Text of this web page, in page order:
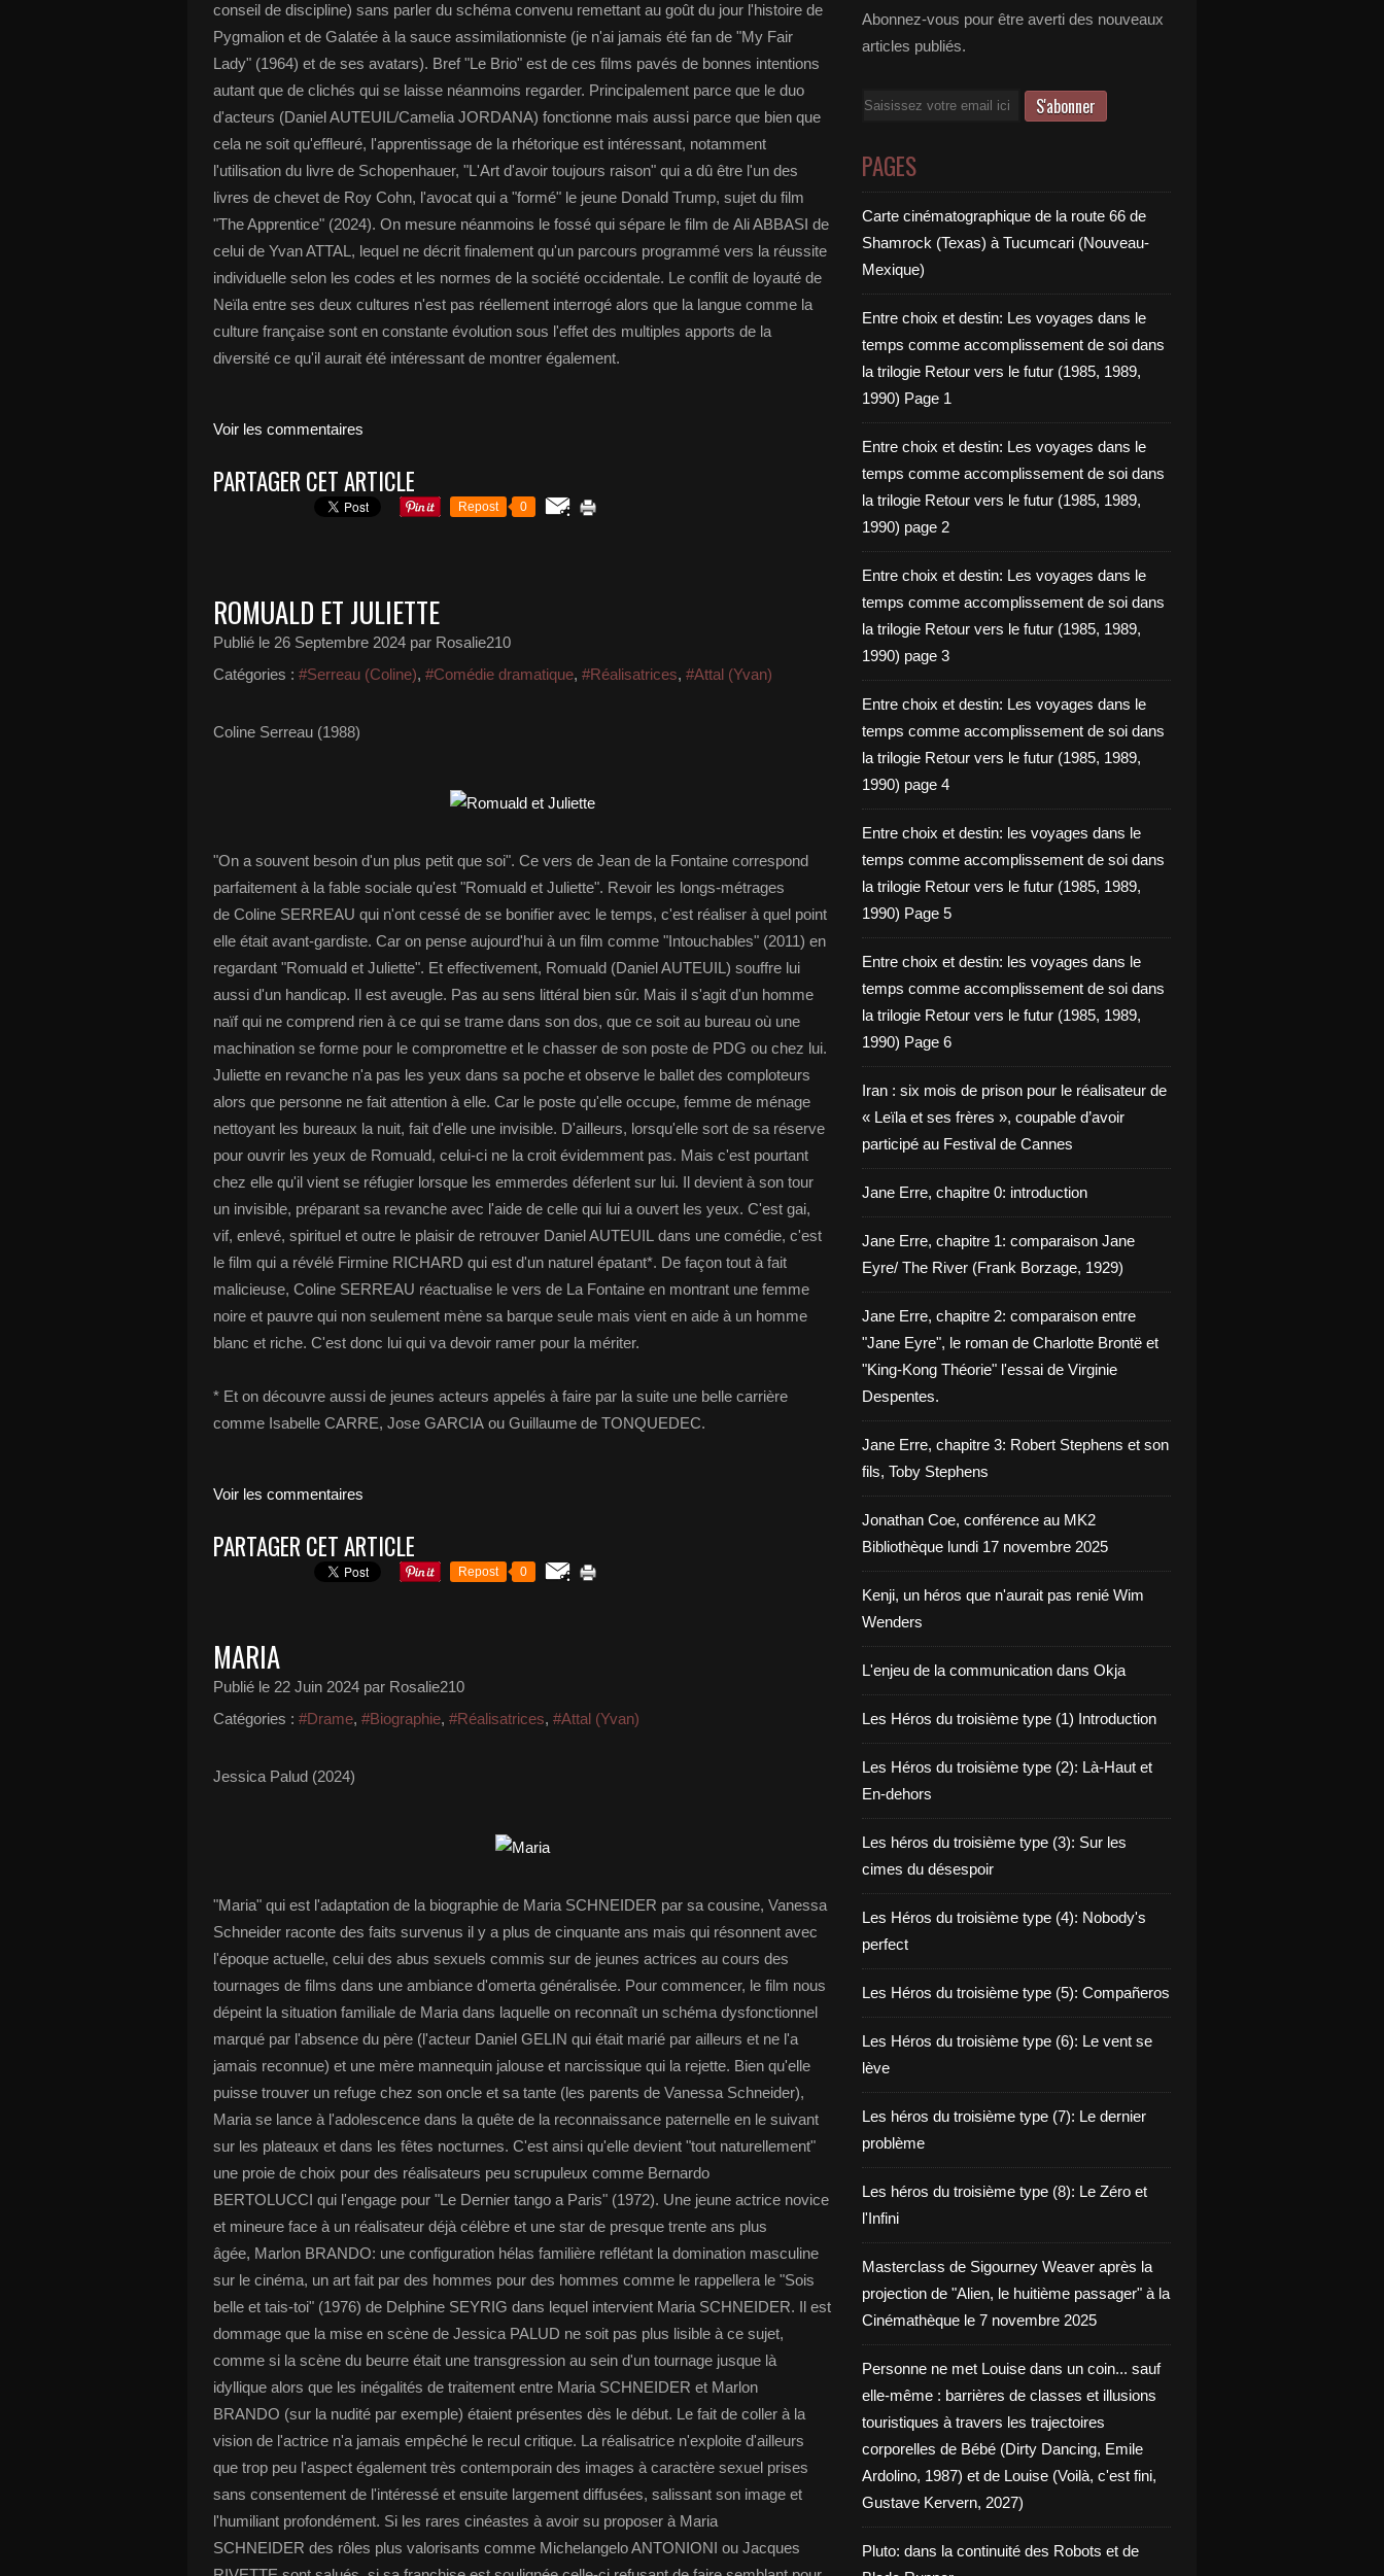
conseil de discipline) sans parler du schéma convenu remettant au goût du jour l'histoire de
Pygmalion et de Galatée à la sauce assimilationniste (je n'ai jamais été fan de "My Fair
Lady" (1964) et de ses avatars). Bref "Le Brio" est de ces films pavés de bonnes intentions
autant que de clichés qui se laisse néanmoins regarder. Principalement parce que le duo
d'acteurs (Daniel AUTEUIL/Camelia JORDANA) fonctionne mais aussi parce que bien que
cela ne soit qu'effleuré, l'apprentissage de la rhétorique est intéressant, notamment
l'utilisation du livre de Schopenhauer, "L'Art d'avoir toujours raison" qui a dû être l'un des
livres de chevet de Roy Cohn, l'avocat qui a "formé" le jeune Donald Trump, sujet du film
"The Apprentice" (2024). On mesure néanmoins le fossé qui sépare le film de Ali ABBASI de
celui de Yvan ATTAL, lequel ne décrit finalement qu'un parcours programmé vers la réussite
individuelle selon les codes et les normes de la société occidentale. Le conflit de loyauté de
Neïla entre ses deux cultures n'est pas réellement interrogé alors que la langue comme la
culture française sont en constante évolution sous l'effet des multiples apports de la
diversité ce qu'il aurait été intéressant de montrer également.
Voir les commentaires
PARTAGER CET ARTICLE
Repost 0
ROMUALD ET JULIETTE
Publié le 26 Septembre 2024 par Rosalie210
Catégories : #Serreau (Coline), #Comédie dramatique, #Réalisatrices, #Attal (Yvan)
Coline Serreau (1988)
"On a souvent besoin d'un plus petit que soi". Ce vers de Jean de la Fontaine correspond
parfaitement à la fable sociale qu'est "Romuald et Juliette". Revoir les longs-métrages
de Coline SERREAU qui n'ont cessé de se bonifier avec le temps, c'est réaliser à quel point
elle était avant-gardiste. Car on pense aujourd'hui à un film comme "Intouchables" (2011) en
regardant "Romuald et Juliette". Et effectivement, Romuald (Daniel AUTEUIL) souffre lui
aussi d'un handicap. Il est aveugle. Pas au sens littéral bien sûr. Mais il s'agit d'un homme
naïf qui ne comprend rien à ce qui se trame dans son dos, que ce soit au bureau où une
machination se forme pour le compromettre et le chasser de son poste de PDG ou chez lui.
Juliette en revanche n'a pas les yeux dans sa poche et observe le ballet des comploteurs
alors que personne ne fait attention à elle. Car le poste qu'elle occupe, femme de ménage
nettoyant les bureaux la nuit, fait d'elle une invisible. D'ailleurs, lorsqu'elle sort de sa réserve
pour ouvrir les yeux de Romuald, celui-ci ne la croit évidemment pas. Mais c'est pourtant
chez elle qu'il vient se réfugier lorsque les emmerdes déferlent sur lui. Il devient à son tour
un invisible, préparant sa revanche avec l'aide de celle qui lui a ouvert les yeux. C'est gai,
vif, enlevé, spirituel et outre le plaisir de retrouver Daniel AUTEUIL dans une comédie, c'est
le film qui a révélé Firmine RICHARD qui est d'un naturel épatant*. De façon tout à fait
malicieuse, Coline SERREAU réactualise le vers de La Fontaine en montrant une femme
noire et pauvre qui non seulement mène sa barque seule mais vient en aide à un homme
blanc et riche. C'est donc lui qui va devoir ramer pour la mériter.
* Et on découvre aussi de jeunes acteurs appelés à faire par la suite une belle carrière
comme Isabelle CARRE, Jose GARCIA ou Guillaume de TONQUEDEC.
Voir les commentaires
PARTAGER CET ARTICLE
Repost 0
MARIA
Publié le 22 Juin 2024 par Rosalie210
Catégories : #Drame, #Biographie, #Réalisatrices, #Attal (Yvan)
Jessica Palud (2024)
"Maria" qui est l'adaptation de la biographie de Maria SCHNEIDER par sa cousine, Vanessa
Schneider raconte des faits survenus il y a plus de cinquante ans mais qui résonnent avec
l'époque actuelle, celui des abus sexuels commis sur de jeunes actrices au cours des
tournages de films dans une ambiance d'omerta généralisée. Pour commencer, le film nous
dépeint la situation familiale de Maria dans laquelle on reconnaît un schéma dysfonctionnel
marqué par l'absence du père (l'acteur Daniel GELIN qui était marié par ailleurs et ne l'a
jamais reconnue) et une mère mannequin jalouse et narcissique qui la rejette. Bien qu'elle
puisse trouver un refuge chez son oncle et sa tante (les parents de Vanessa Schneider),
Maria se lance à l'adolescence dans la quête de la reconnaissance paternelle en le suivant
sur les plateaux et dans les fêtes nocturnes. C'est ainsi qu'elle devient "tout naturellement"
une proie de choix pour des réalisateurs peu scrupuleux comme Bernardo
BERTOLUCCI qui l'engage pour "Le Dernier tango a Paris" (1972). Une jeune actrice novice
et mineure face à un réalisateur déjà célèbre et une star de presque trente ans plus
âgée, Marlon BRANDO: une configuration hélas familière reflétant la domination masculine
sur le cinéma, un art fait par des hommes pour des hommes comme le rappellera le "Sois
belle et tais-toi" (1976) de Delphine SEYRIG dans lequel intervient Maria SCHNEIDER. Il est
dommage que la mise en scène de Jessica PALUD ne soit pas plus lisible à ce sujet,
comme si la scène du beurre était une transgression au sein d'un tournage jusque là
idyllique alors que les inégalités de traitement entre Maria SCHNEIDER et Marlon
BRANDO (sur la nudité par exemple) étaient présentes dès le début. Le fait de coller à la
vision de l'actrice n'a jamais empêché le recul critique. La réalisatrice n'exploite d'ailleurs
que trop peu l'aspect également très contemporain des images à caractère sexuel prises
sans consentement de l'intéressé et ensuite largement diffusées, salissant son image et
l'humiliant profondément. Si les rares cinéastes à avoir su proposer à Maria
SCHNEIDER des rôles plus valorisants comme Michelangelo ANTONIONI ou Jacques
Abonnez-vous pour être averti des nouveaux
articles publiés.
Email
PAGES
Carte cinématographique de la route 66 de
Shamrock (Texas) à Tucumcari (Nouveau-
Mexique)
Entre choix et destin: Les voyages dans le
temps comme accomplissement de soi dans
la trilogie Retour vers le futur (1985, 1989,
1990) Page 1
Entre choix et destin: Les voyages dans le
temps comme accomplissement de soi dans
la trilogie Retour vers le futur (1985, 1989,
1990) page 2
Entre choix et destin: Les voyages dans le
temps comme accomplissement de soi dans
la trilogie Retour vers le futur (1985, 1989,
1990) page 3
Entre choix et destin: Les voyages dans le
temps comme accomplissement de soi dans
la trilogie Retour vers le futur (1985, 1989,
1990) page 4
Entre choix et destin: les voyages dans le
temps comme accomplissement de soi dans
la trilogie Retour vers le futur (1985, 1989,
1990) Page 5
Entre choix et destin: les voyages dans le
temps comme accomplissement de soi dans
la trilogie Retour vers le futur (1985, 1989,
1990) Page 6
Iran : six mois de prison pour le réalisateur de
« Leïla et ses frères », coupable d’avoir
participé au Festival de Cannes
Jane Erre, chapitre 0: introduction
Jane Erre, chapitre 1: comparaison Jane
Eyre/ The River (Frank Borzage, 1929)
Jane Erre, chapitre 2: comparaison entre
"Jane Eyre", le roman de Charlotte Brontë et
"King-Kong Théorie" l'essai de Virginie
Despentes.
Jane Erre, chapitre 3: Robert Stephens et son
fils, Toby Stephens
Jonathan Coe, conférence au MK2
Bibliothèque lundi 17 novembre 2025
Kenji, un héros que n'aurait pas renié Wim
Wenders
L'enjeu de la communication dans Okja
Les Héros du troisième type (1) Introduction
Les Héros du troisième type (2): Là-Haut et
En-dehors
Les héros du troisième type (3): Sur les
cimes du désespoir
Les Héros du troisième type (4): Nobody's
perfect
Les Héros du troisième type (5): Compañeros
Les Héros du troisième type (6): Le vent se
lève
Les héros du troisième type (7): Le dernier
problème
Les héros du troisième type (8): Le Zéro et
l'Infini
Masterclass de Sigourney Weaver après la
projection de "Alien, le huitième passager" à la
Cinémathèque le 7 novembre 2025
Personne ne met Louise dans un coin... sauf
elle-même : barrières de classes et illusions
touristiques à travers les trajectoires
corporelles de Bébé (Dirty Dancing, Emile
Ardolino, 1987) et de Louise (Voilà, c'est fini,
Gustave Kervern, 2027)
Pluto: dans la continuité des Robots et de